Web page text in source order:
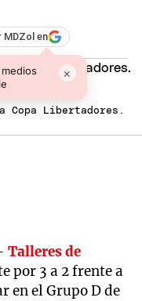
MDZol en
×
Copa Libertadores.
Talleres de
por 3 a 2 frente a
en el Grupo D de